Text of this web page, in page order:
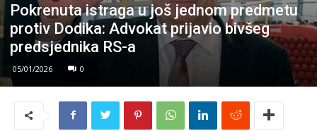
Pokrenuta istraga u još jednom predmetu
protiv Dodika: Advokat prijavio bivšeg
predsjednika RS-a
05/01/2026 0